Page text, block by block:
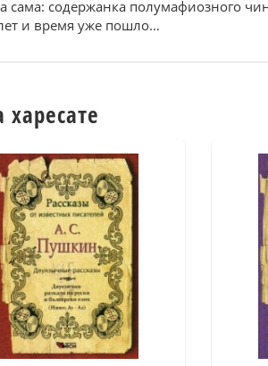
сама: содержанка полумафиозного
и время уже пошло…